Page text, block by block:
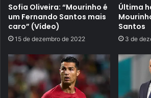
Sofia Oliveira: “Mourinho é
um Fernando Santos mais
caro” (Vídeo)
15 de dezembro de 2022
Última
Santos
3 de